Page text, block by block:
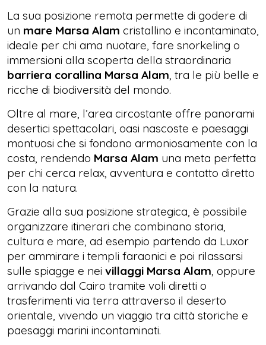
La sua posizione remota permette di godere di
un mare Marsa Alam cristallino e incontaminato,
ideale per chi ama nuotare, fare snorkeling o
immersioni alla scoperta della straordinaria
barriera corallina Marsa Alam, tra le più belle e
ricche di biodiversità del mondo.
Oltre al mare, l’area circostante offre panorami
desertici spettacolari, oasi nascoste e paesaggi
montuosi che si fondono armoniosamente con la
costa, rendendo Marsa Alam una meta perfetta
per chi cerca relax, avventura e contatto diretto
con la natura.
Grazie alla sua posizione strategica, è possibile
organizzare itinerari che combinano storia,
cultura e mare, ad esempio partendo da Luxor
per ammirare i templi faraonici e poi rilassarsi
sulle spiagge e nei villaggi Marsa Alam, oppure
arrivando dal Cairo tramite voli diretti o
trasferimenti via terra attraverso il deserto
orientale, vivendo un viaggio tra città storiche e
paesaggi marini incontaminati.